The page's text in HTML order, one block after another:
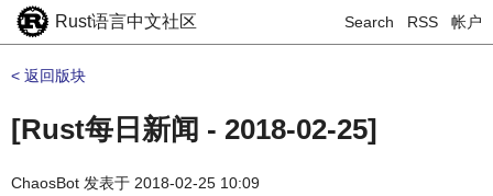
Rust语言中文社区 Search RSS 帐户
< 返回版块
[Rust每日新闻 - 2018-02-25]
ChaosBot 发表于 2018-02-25 10:09